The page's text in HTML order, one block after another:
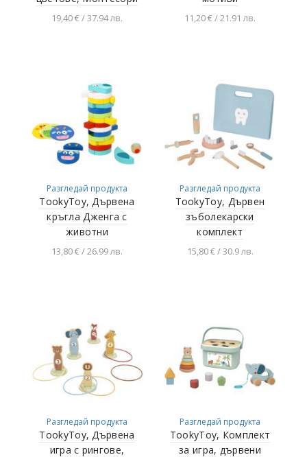
19,40 € / 37.94 лв. 11,20 € / 21.91 лв.
Разгледай продукта
TookyToy, Дървена
кръгла Дженга с
животни
13,80 € / 26.99 лв.
Разгледай продукта
TookyToy, Дървен
зъболекарски
комплект
15,80 € / 30.9 лв.
Разгледай продукта
TookyToy, Дървена
игра с рингове,
Разгледай продукта
TookyToy, Комплект
за игра, дървени